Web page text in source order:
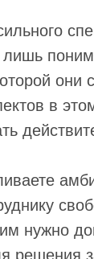
лишь
в
нужно
решения